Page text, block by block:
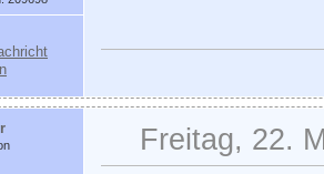
Freitag, 22.